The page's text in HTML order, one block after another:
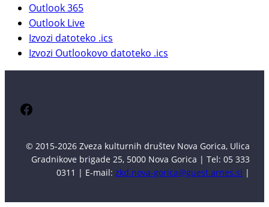
Outlook 365
Outlook Live
Izvozi datoteko .ics
Izvozi Outlookovo datoteko .ics
Facebook
© 2015-2026 Zveza kulturnih društev Nova Gorica, Ulica
Gradnikove brigade 25, 5000 Nova Gorica | Tel: 05 333
0311 | E-mail: zkd.nova-gorica@guest.arnes.si |